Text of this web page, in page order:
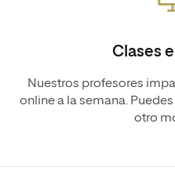
Clases
Nuestros profesores
online a la semana.
otro